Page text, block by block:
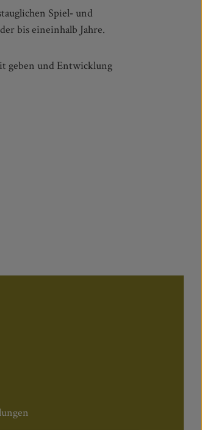
Spiel‑ und
bis eineinhalb Jahre.